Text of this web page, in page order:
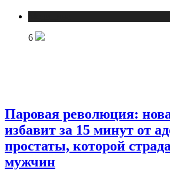
6
Паровая революция:
избавит за 15 минут от
простаты, которой
мужчин